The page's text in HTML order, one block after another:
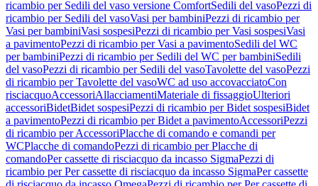
ricambio per Sedili del vaso versione ComfortSedili del vasoPezzi di
ricambio per Sedili del vasoVasi per bambiniPezzi di ricambio per
Vasi per bambiniVasi sospesiPezzi di ricambio per Vasi sospesiVasi
a pavimentoPezzi di ricambio per Vasi a pavimentoSedili del WC
per bambiniPezzi di ricambio per Sedili del WC per bambiniSedili
del vasoPezzi di ricambio per Sedili del vasoTavolette del vasoPezzi
di ricambio per Tavolette del vasoWC ad uso accovacciatoCon
risciacquoAccessoriAllacciamentiMateriale di fissaggioUlteriori
accessoriBidetBidet sospesiPezzi di ricambio per Bidet sospesiBidet
a pavimentoPezzi di ricambio per Bidet a pavimentoAccessoriPezzi
di ricambio per AccessoriPlacche di comando e comandi per
WCPlacche di comandoPezzi di ricambio per Placche di
comandoPer cassette di risciacquo da incasso SigmaPezzi di
ricambio per Per cassette di risciacquo da incasso SigmaPer cassette